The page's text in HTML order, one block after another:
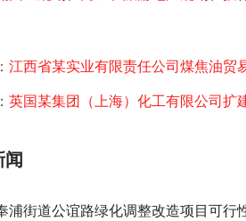
江西省某实业有限责任公司煤焦油贸
英国某集团（上海）化工有限公司扩
闻
浦街道公谊路绿化调整改造项目可行